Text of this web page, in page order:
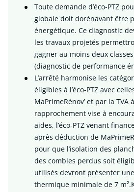
Toute demande d’éco-PTZ
globale doit dorénavant être
énergétique. Ce diagnostic
les travaux projetés
gagner au moins deux
(diagnostic de performance
L’arrêté harmonise les
éligibles à l’éco-PTZ avec
MaPrimeRénov’ et par la TVA
rapprochement vise à
aides, l’éco-PTZ venant
après déduction de
pour que l’isolation des
des combles perdus soit
utilisés devront présenter
thermique minimale de 7